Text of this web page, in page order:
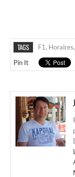
TAGS F1, Horaires,
Pin It